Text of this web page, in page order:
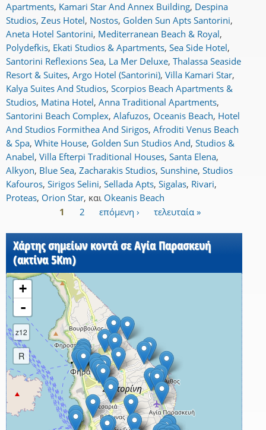
Apartments, Kamari Star And Annex Building, Despina
Studios, Zeus Hotel, Nostos, Golden Sun Apts Santorini,
Aneta Hotel Santorini, Mediterranean Beach & Royal,
Polydefkis, Ekati Studios & Apartments, Sea Side Hotel,
Santorini Reflexions Sea, La Mer Deluxe, Thalassa Seaside
Resort & Suites, Argo Hotel (Santorini), Villa Kamari Star,
Kalya Suites And Studios, Scorpios Beach Apartments &
Studios, Matina Hotel, Anna Traditional Apartments,
Santorini Beach Complex, Alafuzos, Oceanis Beach, Hotel
And Studios Formithea And Sirigos, Afroditi Venus Beach
& Spa, White House, Golden Sun Studios And, Studios &
Anabel, Villa Efterpi Traditional Houses, Santa Elena,
Alkyon, Blue Sea, Zacharakis Studios, Sunshine, Studios
Kafouros, Sirigos Selini, Sellada Apts, Sigalas, Rivari,
Proteas, Orion Star, και Okeanis Beach
1 2 επόμενη › τελευταία »
Χάρτης σημείων κοντά σε Αγία Παρασκευή
(ακτίνα 5Km)
+
-
z12
R